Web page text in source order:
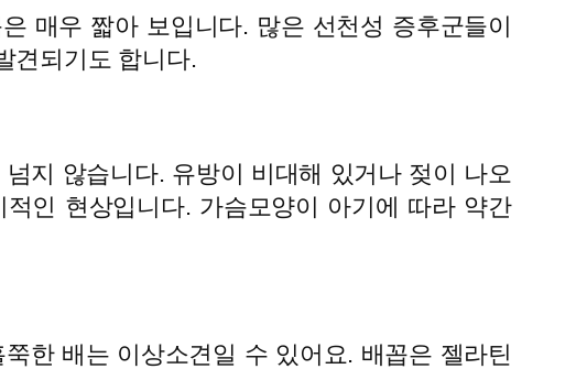
매우 짧아 보입니다. 많은 선천성 증후군들이
견되기도 합니다.
지 않습니다. 유방이 비대해 있거나 젖이 나오
인 현상입니다. 가슴모양이 아기에 따라 약간
한 배는 이상소견일 수 있어요. 배꼽은 젤라틴